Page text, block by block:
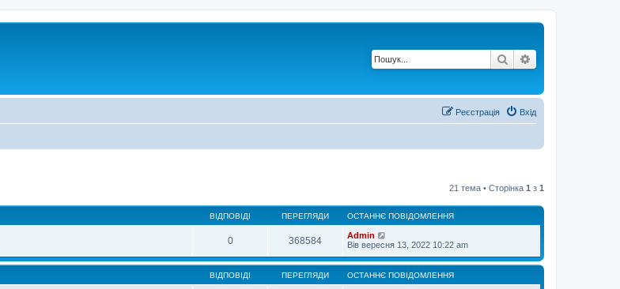
Пошук
Вхід
Реєстрація
21 тема • Сторінка 1 з 1
ВІДПОВІДІ ПЕРЕГЛЯДИ ОСТАННЄ ПОВІДОМЛЕННЯ
0 368584
Admin
Вів вересня 13, 2022 10:22 am
ВІДПОВІДІ ПЕРЕГЛЯДИ ОСТАННЄ ПОВІДОМЛЕННЯ